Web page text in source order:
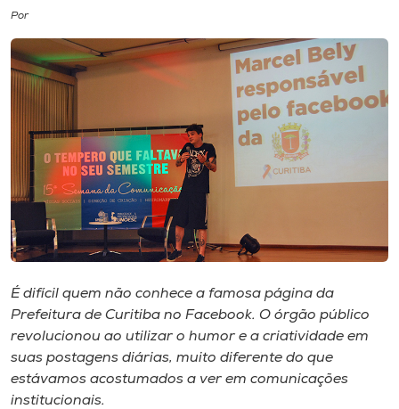
Biblioteca
Editora
Rádio
Museu
Unoesc
Store
Selecione
Por
É difícil quem não conhece a famosa página da
Prefeitura de Curitiba no Facebook. O órgão público
revolucionou ao utilizar o humor e a criatividade em
suas postagens diárias, muito diferente do que
estávamos acostumados a ver em comunicações
institucionais.